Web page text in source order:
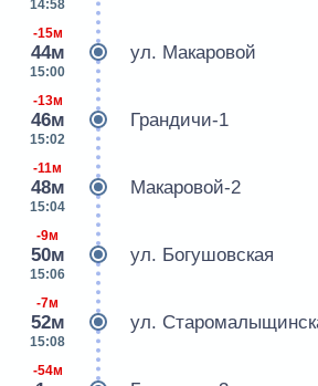
14:58
-15м
44м
15:00
ул. Макаровой
-13м
46м
15:02
Грандичи-1
-11м
48м
15:04
Макаровой-2
-9м
50м
15:06
ул. Богушовская
-7м
52м
15:08
ул.
-54м